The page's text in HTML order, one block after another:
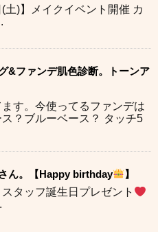
(土)】メイクイベント開催 カ
&ファンデ肌色診断。トーンア
す。今使ってるファンデは
？ブルーベース？ タッチ5
ん。【Happy birthday
】
タッフ誕生日プレゼント